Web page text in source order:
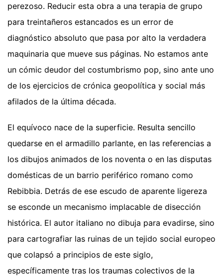
perezoso. Reducir esta obra a una terapia de grupo
para treintañeros estancados es un error de
diagnóstico absoluto que pasa por alto la verdadera
maquinaria que mueve sus páginas. No estamos ante
un cómic deudor del costumbrismo pop, sino ante uno
de los ejercicios de crónica geopolítica y social más
afilados de la última década.
El equívoco nace de la superficie. Resulta sencillo
quedarse en el armadillo parlante, en las referencias a
los dibujos animados de los noventa o en las disputas
domésticas de un barrio periférico romano como
Rebibbia. Detrás de ese escudo de aparente ligereza
se esconde un mecanismo implacable de disección
histórica. El autor italiano no dibuja para evadirse, sino
para cartografiar las ruinas de un tejido social europeo
que colapsó a principios de este siglo,
específicamente tras los traumas colectivos de la